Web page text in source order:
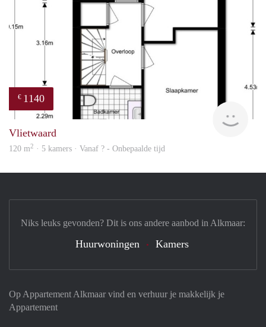
€ 1140
Vlietwaard
120 m2 · 5 kamers · Vanaf ? - Onbepaalde tijd
Op Appartement Alkmaar vind en verhuur je makkelijk je
Appartement
Niks leuks gevonden? Dit is ons andere aanbod in Alkmaar:
Huurwoningen Kamers